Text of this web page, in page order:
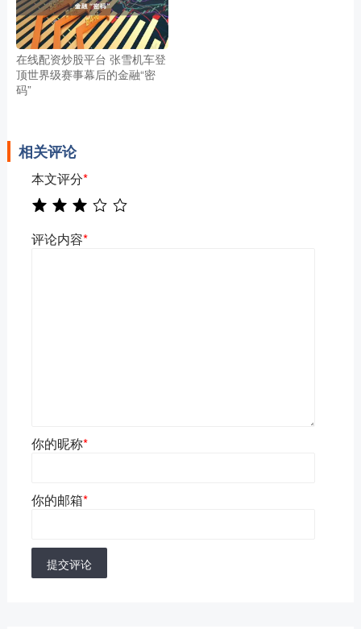
在线配资炒股平台 张雪机车登
顶世界级赛事幕后的金融“密
码”
相关评论
本文评分*
评论内容*
你的昵称*
你的邮箱*
提交评论